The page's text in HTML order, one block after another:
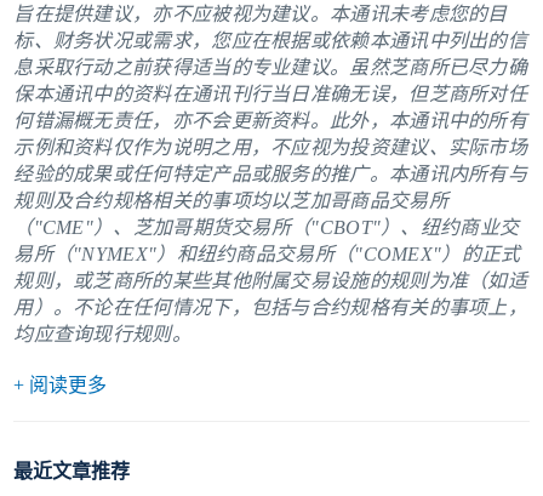
旨在提供建议，亦不应被视为建议。本通讯未考虑您的目
标、财务状况或需求，您应在根据或依赖本通讯中列出的信
息采取行动之前获得适当的专业建议。虽然芝商所已尽力确
保本通讯中的资料在通讯刊行当日准确无误，但芝商所对任
何错漏概无责任，亦不会更新资料。此外，本通讯中的所有
示例和资料仅作为说明之用，不应视为投资建议、实际市场
经验的成果或任何特定产品或服务的推广。本通讯内所有与
规则及合约规格相关的事项均以芝加哥商品交易所
（"CME"）、芝加哥期货交易所（"CBOT"）、纽约商业交
易所（"NYMEX"）和纽约商品交易所（"COMEX"）的正式
规则，或芝商所的某些其他附属交易设施的规则为准（如适
用）。不论在任何情况下，包括与合约规格有关的事项上，
均应查询现行规则。
+ 阅读更多
最近文章推荐